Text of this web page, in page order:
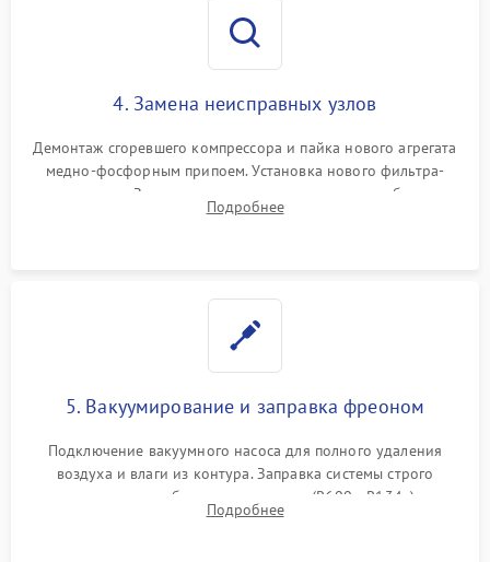
4. Замена неисправных узлов
Демонтаж сгоревшего компрессора и пайка нового агрегата
медно-фосфорным припоем. Установка нового фильтра-
осушителя. Замена изношенных вентиляторов обдува,
сломанных заслонок или поврежденных дверных петель.
Подробнее
5. Вакуумирование и заправка фреоном
Подключение вакуумного насоса для полного удаления
воздуха и влаги из контура. Заправка системы строго
дозированным объемом хладагента (R600a, R134a) по
электронным весам. Контроль рабочего давления в системе.
Подробнее